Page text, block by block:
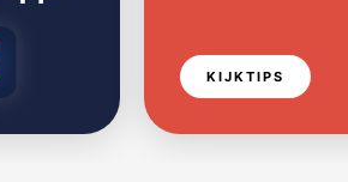
KIJKTIPS